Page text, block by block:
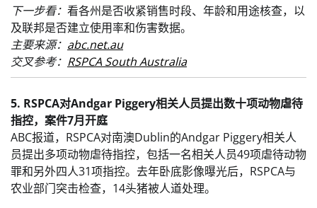
下一步看： 看各州是否收紧销售时段、年龄和用途核查，以
及联邦是否建立使用率和伤害数据。
主要来源： abc.net.au
交叉参考： RSPCA South Australia
5. RSPCA对Andgar Piggery相关人员提出数十项动物虐待
指控，案件7月开庭
ABC报道，RSPCA对南澳Dublin的Andgar Piggery相关人
员提出多项动物虐待指控，包括一名相关人员49项虐待动物
罪和另外四人31项指控。去年卧底影像曝光后，RSPCA与
农业部门突击检查，14头猪被人道处理。